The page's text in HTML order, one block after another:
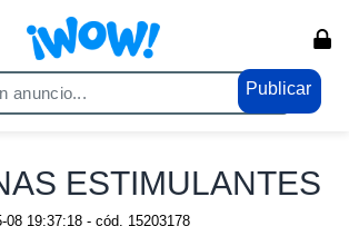
Publicar
ESTIMULANTES
08 19:37:18 - cód. 15203178